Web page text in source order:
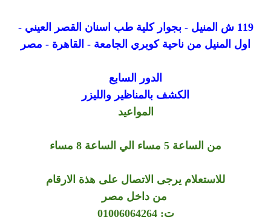
119 ش المنيل - بجوار كلية طب اسنان القصر العيني -
اول المنيل من ناحية كوبري الجامعة - القاهرة - مصر
الدور السابع
الكشف بالمناظير والليزر
المواعيد
من الساعة 5 مساء الي الساعة 8 مساء
للاستعلام يرجى الاتصال على هذة الارقام
من داخل مصر
ت: 01006064264